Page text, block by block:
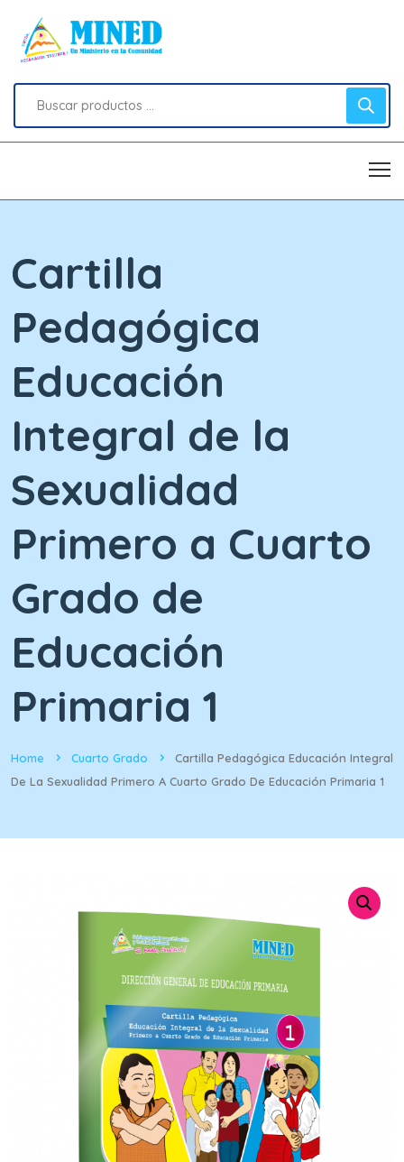
Cartilla
Pedagógica
Educación
Integral de la
Sexualidad
Primero a Cuarto
Grado de
Educación
Primaria 1
Home Cuarto Grado
Cartilla Pedagógica Educación Integral
De La Sexualidad Primero A Cuarto Grado De Educación Primaria 1